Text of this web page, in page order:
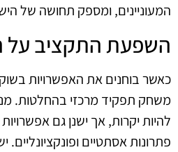
המעוניינים, ומספק תחושה של
השפעת התקציב על
כאשר בוחנים את האפשרויות
משחק תפקיד מרכזי בהחלטות.
להיות יקרות, אך ישנן גם
פתרונות אסתטיים